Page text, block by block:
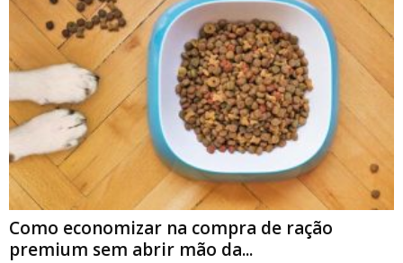
Como economizar na compra de ração
premium sem abrir mão da...